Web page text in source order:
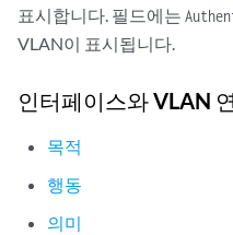
Authentcation method:
      Authenticated VLAN: DATA
표시합니다. 필드에는
VLAN이 표시됩니다.
인터페이스와 VLAN
목적
행동
의미